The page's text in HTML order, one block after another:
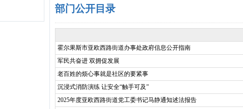
部门公开目录
霍尔果斯市亚欧西路街道办事处政府信息公开指南
军民共奋进 双拥促发展
老百姓的烦心事就是社区的要紧事
沉浸式消防演练 让安全“触手可及”
2025年度亚欧西路街道党工委书记马静通知述法报告